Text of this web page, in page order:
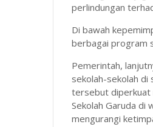
perlindungan
Di bawah
berbagai program
Pemerintah,
sekolah-sekolah di
tersebut diperkuat
Sekolah Garuda di
mengurangi